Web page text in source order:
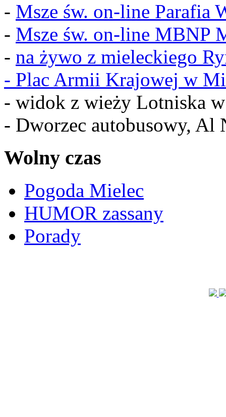
- Msze św. on-line Parafia
- Msze św. on-line MBNP
- na żywo z mieleckiego
- Plac Armii Krajowej w
- widok z wieży Lotniska
- Dworzec autobusowy, Al
Wolny czas
Pogoda Mielec
HUMOR zassany
Porady